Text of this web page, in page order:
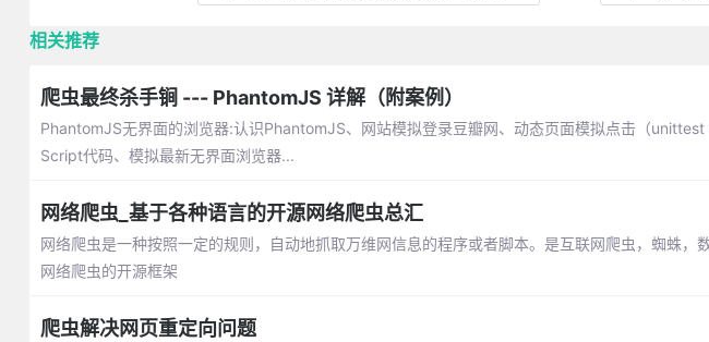
相关推荐
爬虫最终杀手锏 --- PhantomJS 详解（附案例）
PhantomJS无界面的浏览器:认识PhantomJS、网站模拟登录豆瓣网、动态页面模拟点击（
Script代码、模拟最新无界面浏览器...
网络爬虫_基于各种语言的开源网络爬虫总汇
网络爬虫是一种按照一定的规则，自动地抓取万维网信息的程序或者脚本。是互联网爬虫，蜘蛛，
网络爬虫的开源框架
爬虫解决网页重定向问题